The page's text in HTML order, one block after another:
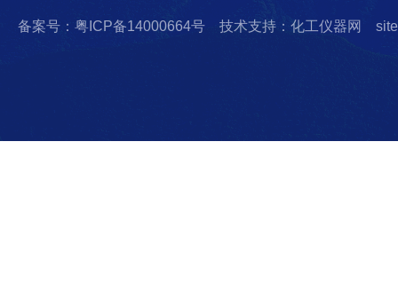
备案号：粤ICP备14000664号 技术支持：化工仪器网